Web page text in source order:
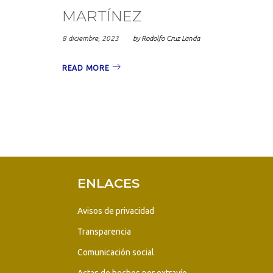
MARTÍNEZ
8 diciembre, 2023 byRodolfo Cruz Landa
READ MORE
ENLACES
Avisos de privacidad
Transparencia
Comunicación social